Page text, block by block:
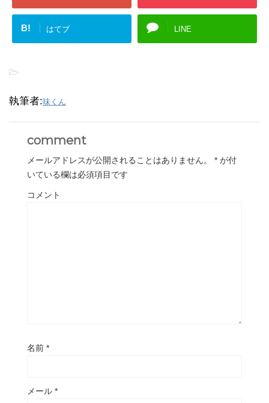
B! はてブ LINE
-
執筆者:味くん
comment
メールアドレスが公開されることはありません。 * が付
いている欄は必須項目です
コメント
名前 *
メール *